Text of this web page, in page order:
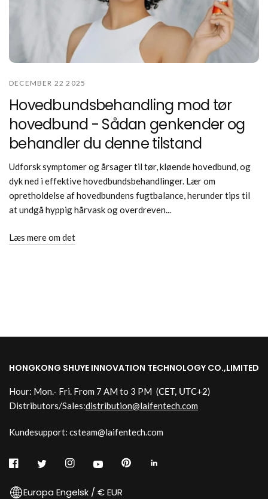
DECEMBER 22 2025
Hovedbundsbehandling mod tør
hovedbund - Sådan genkender og
behandler du denne tilstand
Udforsk symptomer og årsager til tør, kløende hovedbund, og
dyk ned i effektive hovedbundsbehandlinger. Lær om
opretholdelse af hovedbundens fugtbalance, herunder tips til
at undgå hyppig hårvask og overdreven...
Læs mere om det
HONGKONG SHUYE INNOVATION TECHNOLOGY CO.,LIMITED
Hour: Mon.- Fri. From 7 AM to 3 PM (CET, UTC+2)
Distributors/Sales:distribution@laifentech.com
Kundesupport: csteam@laifentech.com
Europa Engelsk / € EUR